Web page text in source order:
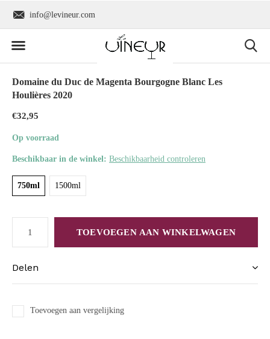
info@levineur.com
Domaine du Duc de Magenta Bourgogne Blanc Les
Houlières 2020
€32,95
Op voorraad
Beschikbaar in de winkel: Beschikbaarheid controleren
750ml 1500ml
TOEVOEGEN AAN WINKELWAGEN
Delen
Toevoegen aan vergelijking